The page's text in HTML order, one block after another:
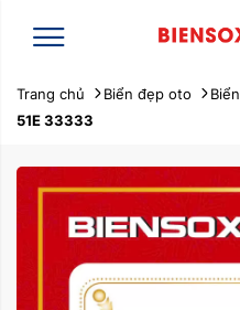
Trang chủ Biển đẹp oto
51E 33333